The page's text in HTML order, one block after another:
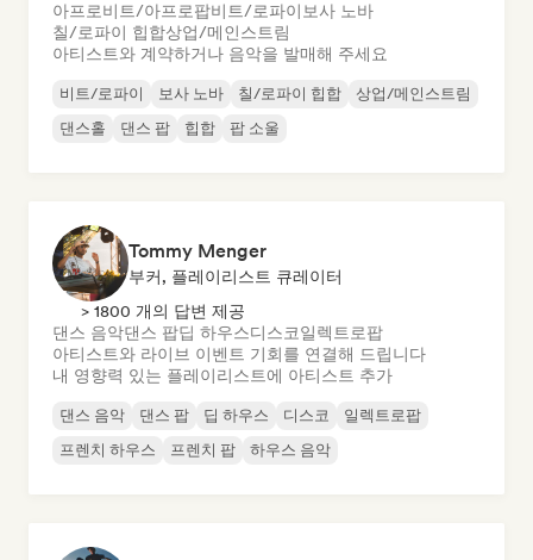
아프로비트/아프로팝비트/로파이 보사 노바
칠/로파이 힙합상업/메인스트림
아티스트와 계약하거나 음악을 발매해 주세요
비트/로파이 보사 노바 칠/로파이 힙합
상업/메인스트림
댄스홀
댄스 팝 힙합 팝 소울
Tommy Menger
부커, 플레이리스트 큐레이터
> 1800 개의 답변 제공
댄스 음악댄스 팝딥 하우스디스코일렉트로팝
아티스트와 라이브 이벤트 기회를 연결해 드립니다
내 영향력 있는 플레이리스트에 아티스트 추가
댄스 음악 댄스 팝 딥 하우스 디스코
일렉트로팝
프렌치 하우스
프렌치 팝 하우스 음악